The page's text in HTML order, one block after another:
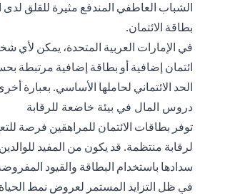
الشباب العاطفي المندفع مثيرة للقلق
بطاقة الائتمان.
ائتمان إضافية أو بطاقة إضافية مرتبطة
الحد الائتماني لحاملها الأساسي.
دروس المال في بيئة خاضعة للرقابة
توفر بطاقات الائتمان للمراهقين فرصة
لرقابة منتظمة. قد يكون من المفيد
سدادها باستخدام البطاقة والقيود
في ظل التزايد المستمر لعروض نمط